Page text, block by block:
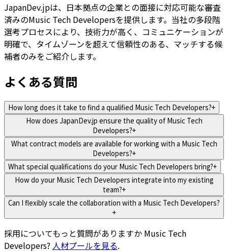
JapanDev.jpは、日本拠点の企業との面接に対応可能な審査
済みのMusic Tech Developersを提供します。当社の多段階
選考プロセスにより、技術力が高く、コミュニケーションが
明確で、タイムゾーンを超えて信頼性のある、マッチする候
補者のみをご紹介します。
よくある質問
How long does it take to find a qualified Music Tech Developers?+
How does JapanDev.jp ensure the quality of Music Tech
Developers?+
What contract models are available for working with a Music Tech
Developers?+
What special qualifications do your Music Tech Developers bring?+
How do your Music Tech Developers integrate into my existing
team?+
Can I flexibly scale the collaboration with a Music Tech Developers?
+
採用についてもっと質問がありますか Music Tech
Developers? 人材プールを見る.